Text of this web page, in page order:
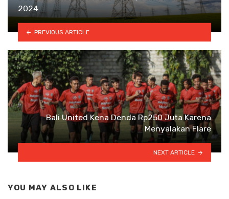
2024
PREVIOUS ARTICLE
Bali United Kena Denda Rp250 Juta Karena
Menyalakan Flare
NEXT ARTICLE
YOU MAY ALSO LIKE